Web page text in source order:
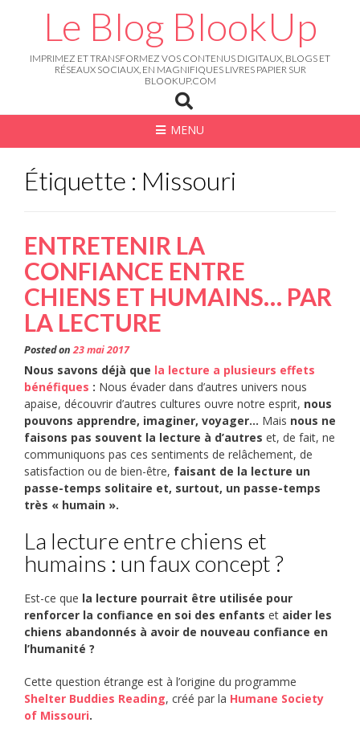
Le Blog BlookUp
IMPRIMEZ ET TRANSFORMEZ VOS CONTENUS DIGITAUX, BLOGS ET
RÉSEAUX SOCIAUX, EN MAGNIFIQUES LIVRES PAPIER SUR
BLOOKUP.COM
MENU
Étiquette : Missouri
ENTRETENIR LA
CONFIANCE ENTRE
CHIENS ET HUMAINS… PAR
LA LECTURE
Posted on23 mai 2017
Nous savons déjà que la lecture a plusieurs effets
bénéfiques : Nous évader dans d’autres univers nous
apaise, découvrir d’autres cultures ouvre notre esprit, nous
pouvons apprendre, imaginer, voyager… Mais nous ne
faisons pas souvent la lecture à d’autres et, de fait, ne
communiquons pas ces sentiments de relâchement, de
satisfaction ou de bien-être, faisant de la lecture un
passe-temps solitaire et, surtout, un passe-temps
très « humain ».
La lecture entre chiens et
humains : un faux concept ?
Est-ce que la lecture pourrait être utilisée pour
renforcer la confiance en soi des enfants et aider les
chiens abandonnés à avoir de nouveau confiance en
l’humanité ?
Cette question étrange est à l’origine du programme
Shelter Buddies Reading, créé par la Humane Society
of Missouri.